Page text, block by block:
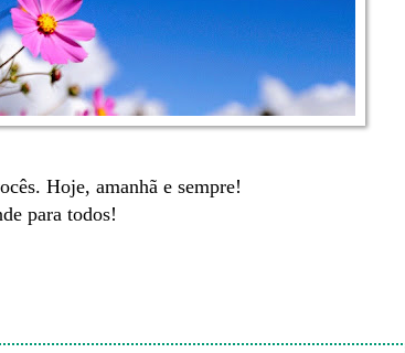
Hoje, amanhã e sempre!
para todos!